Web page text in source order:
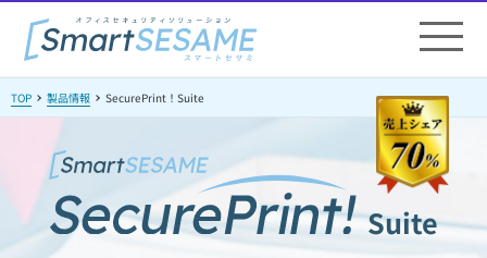
TOP 製品情報 SecurePrint！Suite
Suite